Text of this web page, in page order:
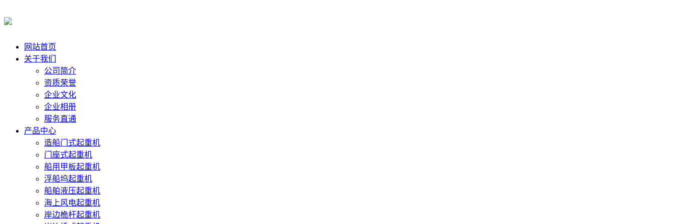
网站首页
关于我们
公司简介
资质荣誉
企业文化
企业相册
服务直通
产品中心
造船门式起重机
门座式起重机
船用甲板起重机
浮船坞起重机
船舶液压起重机
海上风电起重机
岸边桅杆起重机